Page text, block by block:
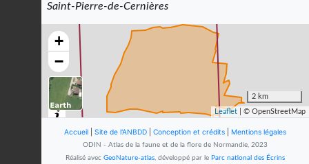
Dernière observation en
Oreille de Judas
Auricularia auricula-judae
1886
4observations
Dernière observation en
2001 Fiche espèce
Triton ponctué (Le)
Lissotriton vulgaris(Linnaeus, 1758)
Saint-Pierre-de-Cernières
+
−
2 km
Leaflet | © OpenStreetMap
Accueil Site de l'ANBDD Conception et crédits Mentions légales
ODIN - Atlas de la faune et de la flore de Normandie, 2023
Réalisé avec GeoNature-atlas, développé par le Parc national des Écrins